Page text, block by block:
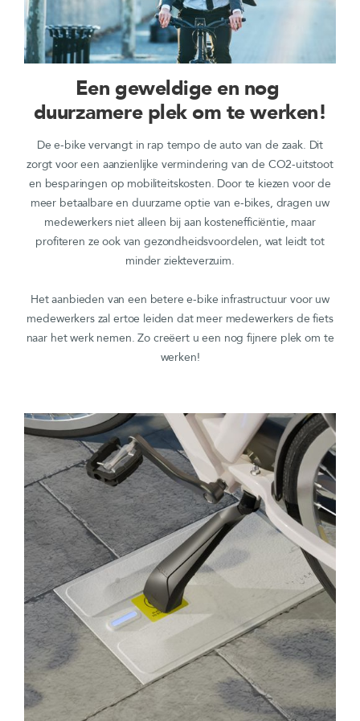
Een geweldige en nog
duurzamere plek om te werken!
De e-bike vervangt in rap tempo de auto van de zaak. Dit
zorgt voor een aanzienlijke vermindering van de CO2-uitstoot
en besparingen op mobiliteitskosten. Door te kiezen voor de
meer betaalbare en duurzame optie van e-bikes, dragen uw
medewerkers niet alleen bij aan kostenefficiëntie, maar
profiteren ze ook van gezondheidsvoordelen, wat leidt tot
minder ziekteverzuim.
Het aanbieden van een betere e-bike infrastructuur voor uw
medewerkers zal ertoe leiden dat meer medewerkers de fiets
naar het werk nemen. Zo creëert u een nog fijnere plek om te
werken!